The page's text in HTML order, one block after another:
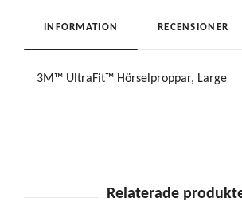
INFORMATION RECENSIONER
3M™ UltraFit™ Hörselproppar, Large